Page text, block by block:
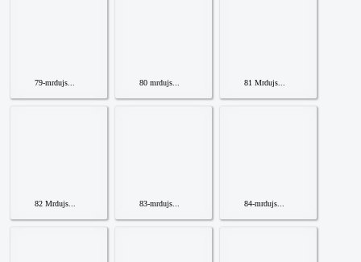
79-mrdujs... 80 mrdujs... 81 Mrdujs...
82 Mrdujs... 83-mrdujs... 84-mrdujs...